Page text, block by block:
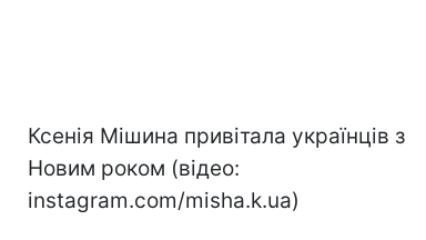
Ксенія Мішина привітала українців з
Новим роком (відео:
instagram.com/misha.k.ua)